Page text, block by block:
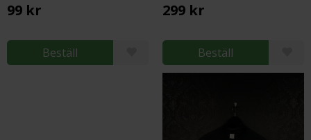
99 kr
Beställ
299 kr
Beställ